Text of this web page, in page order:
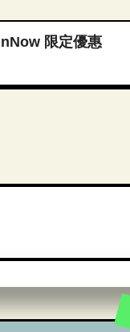
限定優惠